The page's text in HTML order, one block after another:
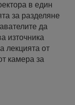
в един
за разделяне
да
източника
лекцията от
камера за